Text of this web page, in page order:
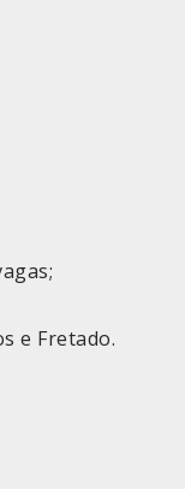
e Fretado.